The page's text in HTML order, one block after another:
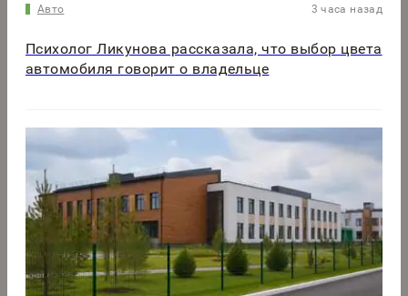
Авто 3 часа назад
Психолог Ликунова рассказала, что выбор цвета
автомобиля говорит о владельце